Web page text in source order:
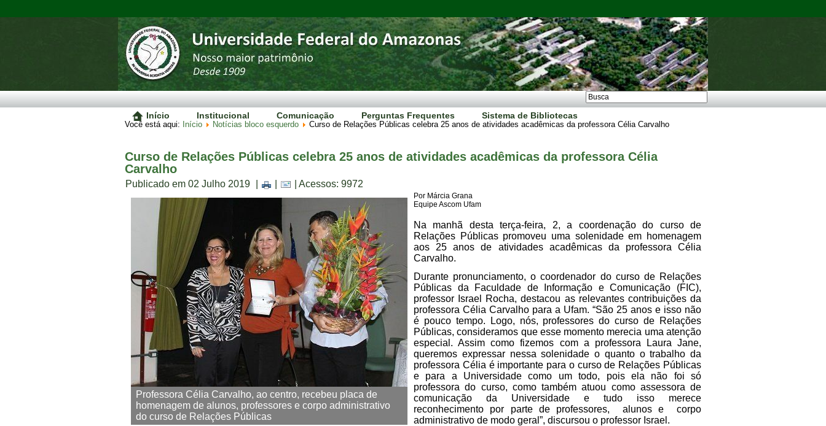
Início Institucional Comunicação Perguntas Frequentes Sistema de Bibliotecas
Você está aqui: Início Notícias bloco esquerdo Curso de Relações Públicas celebra 25 anos de atividades acadêmicas da professora Célia Carvalho
Curso de Relações Públicas celebra 25 anos de atividades acadêmicas da professora Célia
Carvalho
Publicado em 02 Julho 2019 | Acessos: 9972
Professora Célia Carvalho, ao centro, recebeu placa de
homenagem de alunos, professores e corpo administrativo
do curso de Relações Públicas
Por Márcia Grana
Equipe Ascom Ufam
Na manhã desta terça-feira, 2, a coordenação do curso de
Relações Públicas promoveu uma solenidade em homenagem
aos 25 anos de atividades acadêmicas da professora Célia
Carvalho.
Durante pronunciamento, o coordenador do curso de Relações
Públicas da Faculdade de Informação e Comunicação (FIC),
professor Israel Rocha, destacou as relevantes contribuições da
professora Célia Carvalho para a Ufam. “São 25 anos e isso não
é pouco tempo. Logo, nós, professores do curso de Relações
Públicas, consideramos que esse momento merecia uma atenção
especial. Assim como fizemos com a professora Laura Jane,
queremos expressar nessa solenidade o quanto o trabalho da
professora Célia é importante para o curso de Relações Públicas
e para a Universidade como um todo, pois ela não foi só
professora do curso, como também atuou como assessora de
comunicação da Universidade e tudo isso merece
reconhecimento por parte de professores, alunos e corpo
administrativo de modo geral”, discursou o professor Israel.